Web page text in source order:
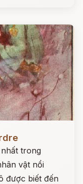
trong
vật nổi
được biết đến